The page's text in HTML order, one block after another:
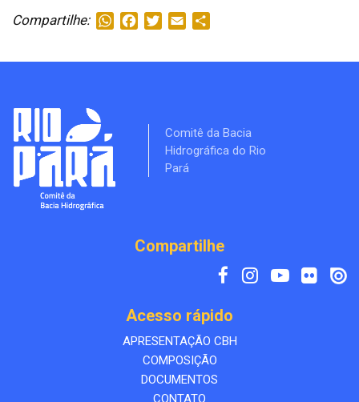
Compartilhe: WhatsApp
FacebookTwitterEmail
Comitê da Bacia
Hidrográfica do Rio
Pará
Compartilhe
Acesso rápido
APRESENTAÇÃO CBH
COMPOSIÇÃO
DOCUMENTOS
CONTATO